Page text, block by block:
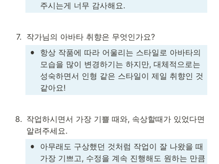
주시는게 너무 감사해요.
7. 작가님의 아바타 취향은 무엇인가요?
•
항상 작품에 따라 어울리는 스타일로 아바타의
모습을 많이 변경하기는 하지만, 대체적으로는
성숙하면서 인형 같은 스타일이 제일 취향인 것
같아요!
8. 작업하시면서 가장 기쁠 때와, 속상할때가 있었다면
알려주세요.
•
아무래도 구상했던 것처럼 작업이 잘 나왔을 때
가장 기쁘고, 수정을 계속 진행해도 원하는 만큼